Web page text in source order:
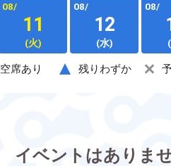
08/
11
(火)
08/
12
(水)
08/
空席あり 残りわずか
イベントはありま